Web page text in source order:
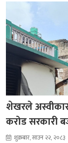
शेखरले
करोड सरकारी
शुक्रबार, साउन २२, २०८३